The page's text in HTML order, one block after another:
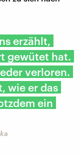
erzählt,
gewütet hat.
verloren.
wie er das
ein